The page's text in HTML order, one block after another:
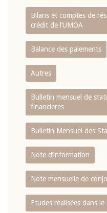
Bilans et comptes de
crédit de l‘UMOA
Balance des paiements
Autres
Bulletin mensuel de
financières
Bulletin Mensuel des
Note d’information
Note mensuelle de
Etudes réalisées dans